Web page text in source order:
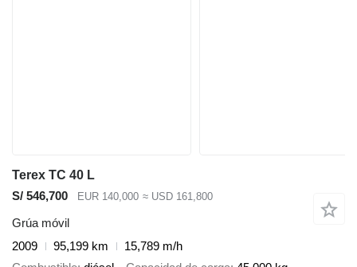
Terex TC 40 L
S/ 546,700
EUR 140,000 ≈ USD 161,800
Grúa móvil
2009
95,199 km
15,789 m/h